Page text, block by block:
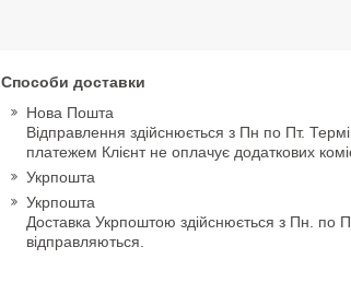
Способи доставки
Нова Пошта
Відправлення здійснюється з Пн по Пт.
платежем Клієнт не оплачує додаткових
Укрпошта
Укрпошта
Доставка Укрпоштою здійснюється з Пн. по
відправляються.